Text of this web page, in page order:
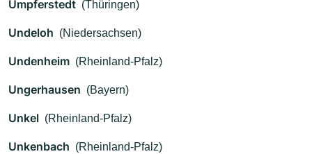
Umpferstedt (Thüringen)
Undeloh (Niedersachsen)
Undenheim (Rheinland-Pfalz)
Ungerhausen (Bayern)
Unkel (Rheinland-Pfalz)
Unkenbach (Rheinland-Pfalz)